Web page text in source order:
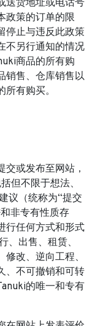
送货地址或电话号
政策的订单的限
停止与违反此政策
不另行通知的情况
商品的所有购
销售、仓库销售以
有购买。
或发布至网站，
但不限于想法、
议（统称为“提交
非专有性质存
行任何方式和形式
、出售、租赁、
改、逆向工程、
、不可撤销和可转
的唯一和专有